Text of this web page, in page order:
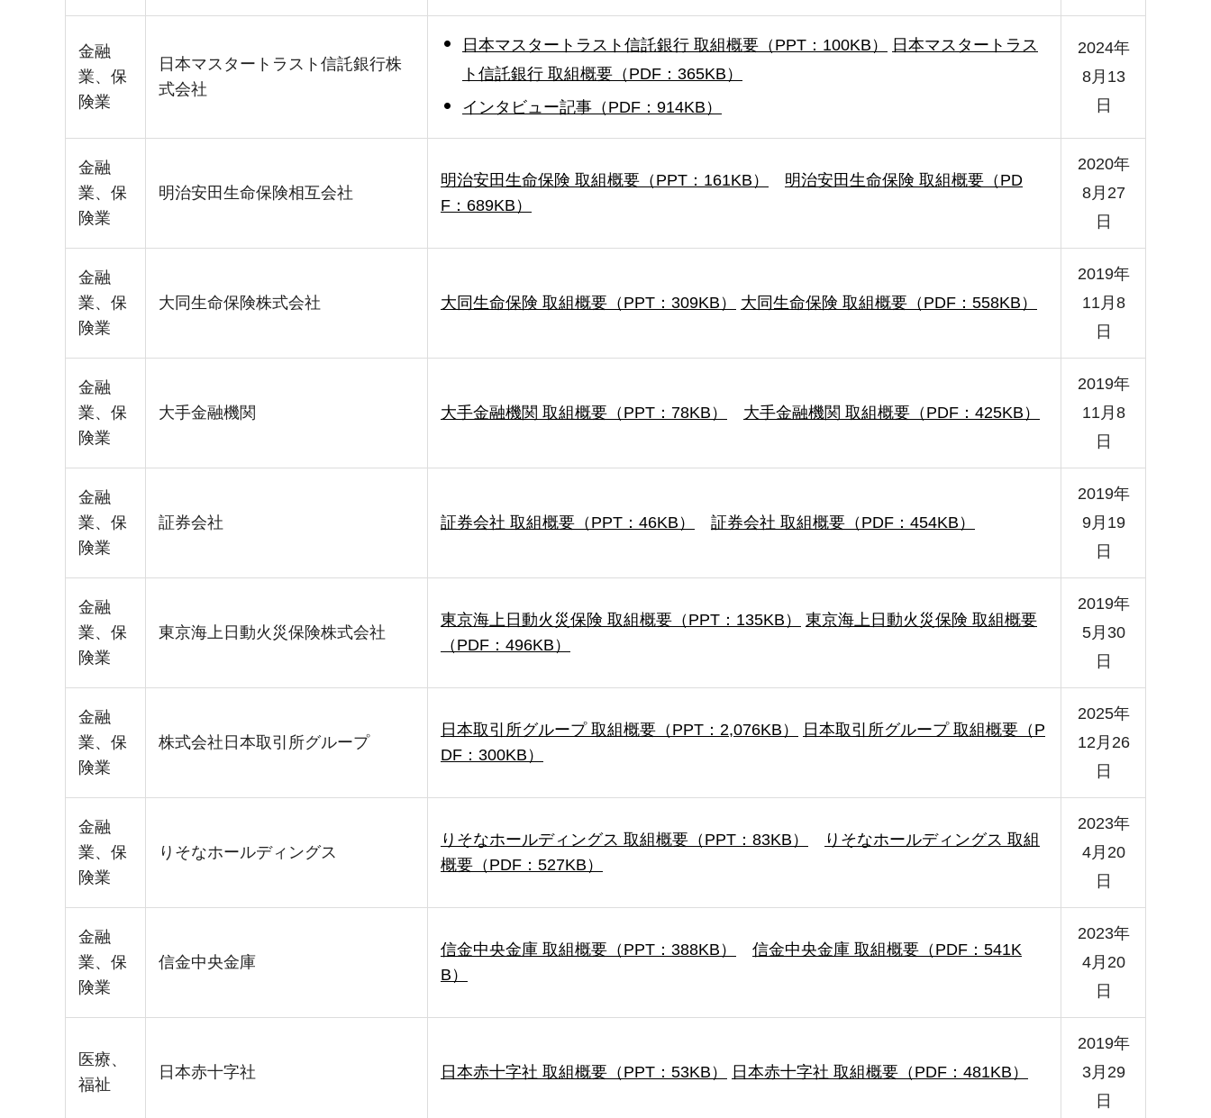
金融
業、保
険業
日本マスタートラスト信託銀行株
式会社
日本マスタートラスト信託銀行 取組概要（PPT：100KB）
日本マスタートラス
ト信託銀行 取組概要（PDF：365KB）
インタビュー記事（PDF：914KB）
2024年
8月13
日
金融
業、保
険業
明治安田生命保険相互会社
明治安田生命保険 取組概要（PPT：161KB）
明治安田生命保険 取組概要（PD
F：689KB）
2020年
8月27
日
金融
業、保
険業
大同生命保険株式会社 大同生命保険 取組概要（PPT：309KB） 大同生命保険 取組概要（PDF：558KB）
2019年
11月8
日
金融
業、保
険業
大手金融機関 大手金融機関 取組概要（PPT：78KB） 大手金融機関 取組概要（PDF：425KB）
2019年
11月8
日
金融
業、保
険業
証券会社 証券会社 取組概要（PPT：46KB） 証券会社 取組概要（PDF：454KB）
2019年
9月19
日
金融
業、保
険業
東京海上日動火災保険株式会社
東京海上日動火災保険 取組概要（PPT：135KB）
東京海上日動火災保険 取組概要
（PDF：496KB）
2019年
5月30
日
金融
業、保
険業
株式会社日本取引所グループ
日本取引所グループ 取組概要（PPT：2,076KB）
日本取引所グループ 取組概要（P
DF：300KB）
2025年
12月26
日
金融
業、保
険業
りそなホールディングス
りそなホールディングス 取組概要（PPT：83KB）
りそなホールディングス 取組
概要（PDF：527KB）
2023年
4月20
日
金融
業、保
険業
信金中央金庫
信金中央金庫 取組概要（PPT：388KB）
信金中央金庫 取組概要（PDF：541K
B）
2023年
4月20
日
医療、
福祉
日本赤十字社 日本赤十字社 取組概要（PPT：53KB） 日本赤十字社 取組概要（PDF：481KB）
2019年
3月29
日